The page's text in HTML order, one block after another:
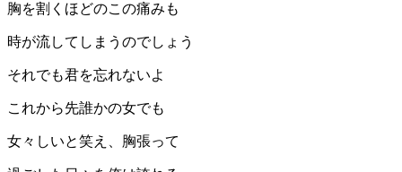
胸を割くほどのこの痛みも
時が流してしまうのでしょう
それでも君を忘れないよ
これから先誰かの女でも
女々しいと笑え、胸張って